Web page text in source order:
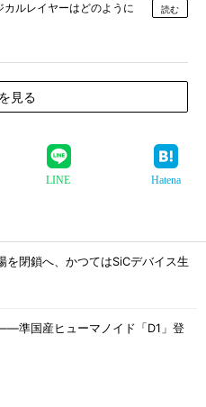
ルレイヤーはどのように
読む
見る
LINE Hatena
を閉鎖へ、かつてはSiCデバイス生
準国産ヒューマノイド「D1」登